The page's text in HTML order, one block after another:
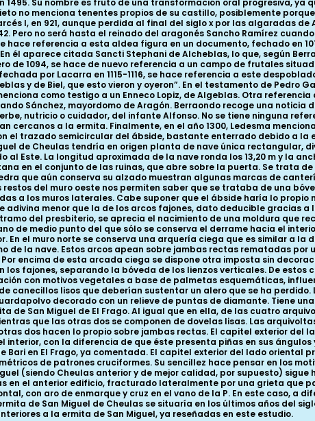
Su nombre es fruto de una transformación oral progresiva, ya
no menciona tenentes propios de su castillo, posiblemente
I, en 921, aunque perdida al final del siglo x por las algaradas de
Pero no será hasta el reinado del aragonés Sancho Ramírez
referencia a esta aldea figura en un documento, fechado en
él aparece citada Sancti Stephani de Alcheblas, lo que, según
1094, se hace de nuevo referencia a un campo de frutales
por Lacarra en 1115-1116, se hace referencia a este
y de Biel, que esto vieron y oyeron”. En el testamento de Pedro
como testigo a un Enneco Lopiz, de Algeblas. Otra referencia
Sánchez, mayordomo de Aragón. Berraondo recoge una noticia
nutricio o cuidador, del infante Alfonso. No se tiene ninguna
a la ermita. Finalmente, en el año 1300, Ledesma
el trazado semicircular del ábside, bastante enterrado debido a la
de Cheulas tendría en origen planta de nave única rectangular,
Este. La longitud aproximada de la nave ronda los 13,20 m y la
en el conjunto de las ruinas, que abre sobre la puerta. Se trata
que aún conserva su alzado muestran algunas marcas de
del muro oeste nos permiten saber que se trataba de una
a los muros laterales. Cabe suponer que el ábside haría lo propio
menor que la de los arcos fajones, dato deducible gracias
del presbiterio, se aprecia el nacimiento de una moldura que
de medio punto del que sólo se conserva el derrame hacia el
el muro norte se conserva una arquería ciega que es similar a la
de la nave. Estos arcos apean sobre jambas rectas rematadas por
encima de esta arcada ciega se dispone otra imposta sin
fajones, separando la bóveda de los lienzos verticales. De estos
con motivos vegetales a base de palmetas esquemáticas,
canecillos lisos que deberían sustentar un alero que se ha
decorado con un relieve de puntas de diamante. Tiene
de San Miguel de El Frago. Al igual que en ella, de las cuatro
que las otras dos se componen de dovelas lisas. Las
dos hacen lo propio sobre jambas rectas. El capitel exterior del
con la diferencia de que éste presenta piñas en sus ángulos
en El Frago, ya comentada. El capitel exterior del lado oriental
de patrones cruciformes. Su sencillez hace pensar en los
(siendo Cheulas anterior y de mejor calidad, por supuesto) sigue
en el anterior edificio, fracturado lateralmente por una grieta que
con aro de enmarque y cruz en el vano de la P. En este caso, a
de San Miguel de Cheulas se situaría en los últimos años del
a la ermita de San Miguel, ya reseñadas en este estudio.